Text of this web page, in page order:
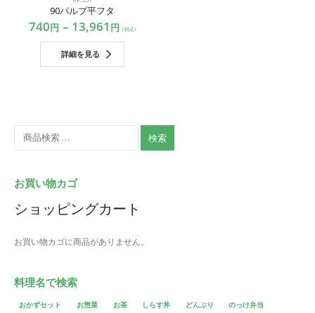
90パルプ平フタ
740円 – 13,961 円 (税込)
詳細を見る
検索
お買い物カゴ
ショッピングカート
お買い物カゴに商品がありません。
料理名で検索
おかずセット お惣菜 お茶 しらす丼 どんぶり
のっけ弁当